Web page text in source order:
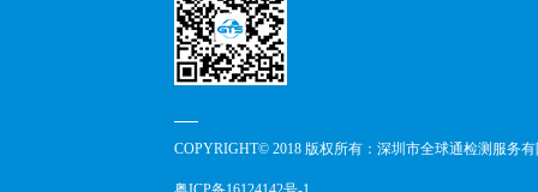
COPYRIGHT© 2018 版权所有：深圳市全球通检测服务